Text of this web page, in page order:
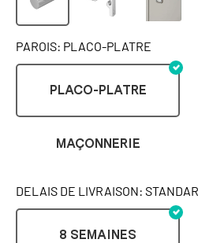
PAROIS: PLACO-PLATRE
PLACO-PLATRE
MAÇONNERIE
DELAIS DE LIVRAISON:
8 SEMAINES